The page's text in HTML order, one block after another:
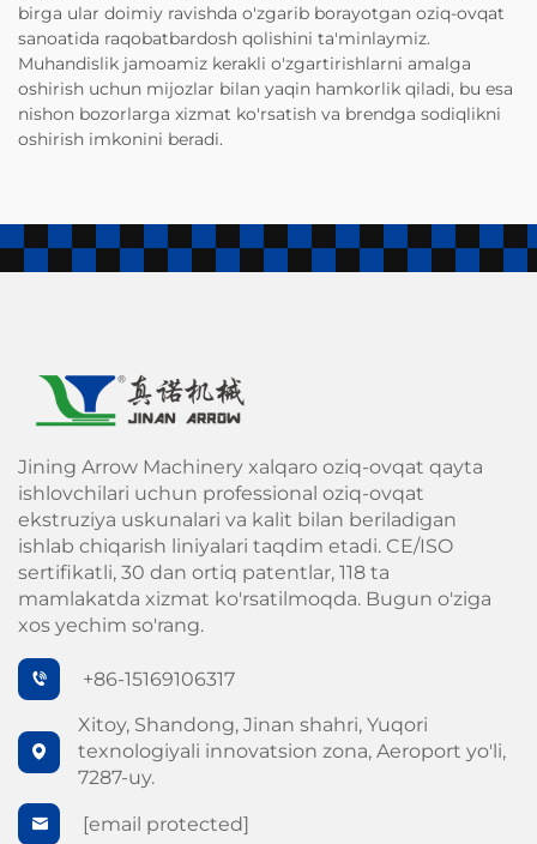
birga ular doimiy ravishda o'zgarib borayotgan oziq-ovqat
sanoatida raqobatbardosh qolishini ta'minlaymiz.
Muhandislik jamoamiz kerakli o'zgartirishlarni amalga
oshirish uchun mijozlar bilan yaqin hamkorlik qiladi, bu esa
nishon bozorlarga xizmat ko'rsatish va brendga sodiqlikni
oshirish imkonini beradi.
Jining Arrow Machinery xalqaro oziq-ovqat qayta
ishlovchilari uchun professional oziq-ovqat
ekstruziya uskunalari va kalit bilan beriladigan
ishlab chiqarish liniyalari taqdim etadi. CE/ISO
sertifikatli, 30 dan ortiq patentlar, 118 ta
mamlakatda xizmat ko'rsatilmoqda. Bugun o'ziga
xos yechim so'rang.
+86-15169106317
Xitoy, Shandong, Jinan shahri, Yuqori
texnologiyali innovatsion zona, Aeroport yo'li,
7287-uy.
[email protected]